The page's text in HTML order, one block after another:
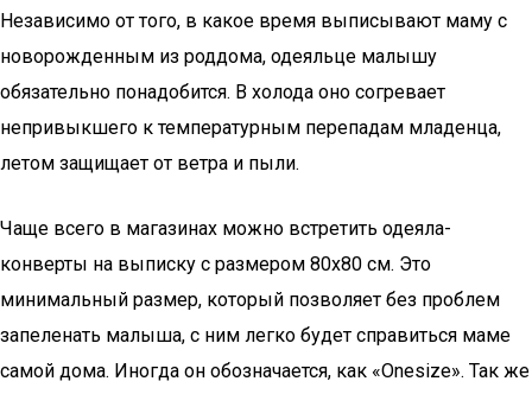
Независимо от того, в какое время выписывают маму с
новорожденным из роддома, одеяльце малышу
обязательно понадобится. В холода оно согревает
непривыкшего к температурным перепадам младенца,
летом защищает от ветра и пыли.
Чаще всего в магазинах можно встретить одеяла-
конверты на выписку с размером 80х80 см. Это
минимальный размер, который позволяет без проблем
запеленать малыша, с ним легко будет справиться маме
самой дома. Иногда он обозначается, как «Onesize». Так же